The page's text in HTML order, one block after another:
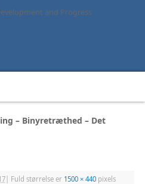
– Binyretræthed – Det
| Fuld størrelse er 1500 × 440pixels